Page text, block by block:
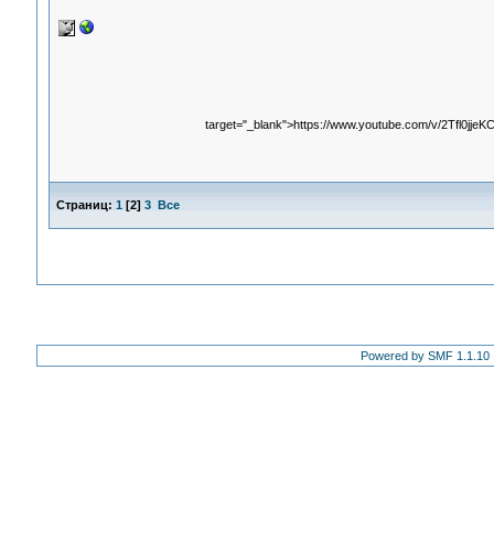
target="_blank">https://www.youtube.com/v/
Страниц: 1 [2] 3 Все
Powered by SMF 1.1.10